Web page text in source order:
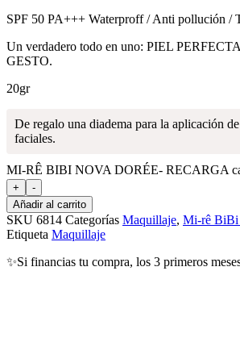
SPF 50 PA+++ Waterproff / Anti pollución /
Un verdadero todo en uno: PIEL
GESTO.
20gr
De regalo una diadema para la aplicación
faciales.
MI-RÊ BIBI NOVA DORÉE- RECARGA
+
-
Añadir al carrito
SKU 6814 Categorías Maquillaje, Mi-rê BiBi
Etiqueta Maquillaje
✨Si financias tu compra, los 3 primeros